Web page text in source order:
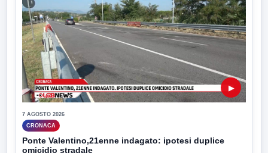
▶
7 AGOSTO 2026
CRONACA
Ponte Valentino,21enne indagato: ipotesi duplice
omicidio stradale